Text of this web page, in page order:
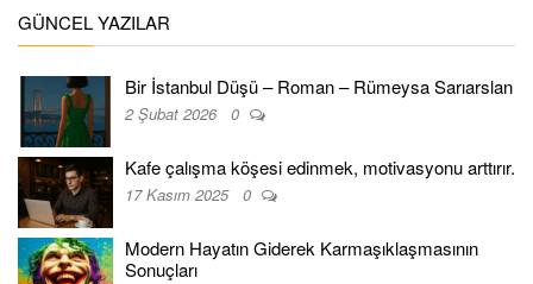
GÜNCEL YAZILAR
Bir İstanbul Düşü – Roman – Rümeysa Sarıarslan
2 Şubat 2026 0
Kafe çalışma köşesi edinmek, motivasyonu arttırır.
17 Kasım 2025 0
Modern Hayatın Giderek Karmaşıklaşmasının
Sonuçları